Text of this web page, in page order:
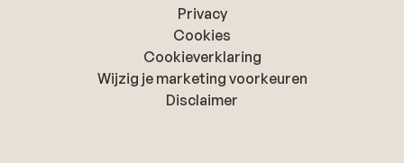
Privacy
Cookies
Cookieverklaring
Wijzig je marketing voorkeuren
Disclaimer